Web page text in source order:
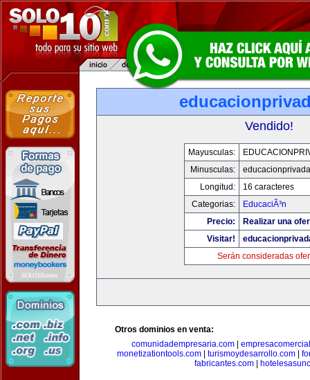
Vendido!
Mayusculas:
Minusculas:
Longitud:
16 caracteres
Categorias:
EducaciÃ³n
Precio:
Realizar una
Visitar!
Serán consideradas
Otros dominios en venta:
comunidadempresaria.com
monetizationtools.com| turismoydesarrollo.com|
fabricantes.com|